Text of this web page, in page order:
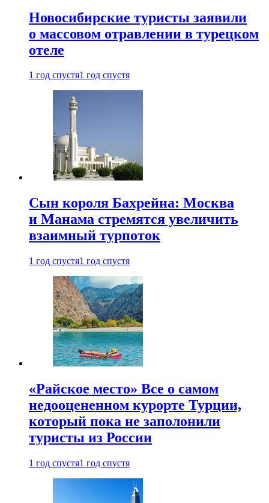
Новосибирские туристы заявили
о массовом отравлении в турецком
отеле
1 год спустя1 год спустя
Сын короля Бахрейна: Москва
и Манама стремятся увеличить
взаимный турпоток
1 год спустя1 год спустя
«Райское место» Все о самом
недооцененном курорте Турции,
который пока не заполонили
туристы из России
1 год спустя1 год спустя